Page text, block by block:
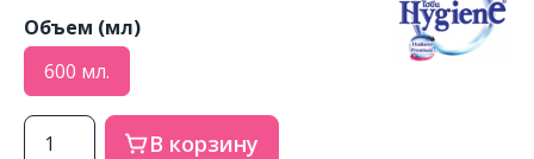
Объем (мл)
600 мл.
В корзину